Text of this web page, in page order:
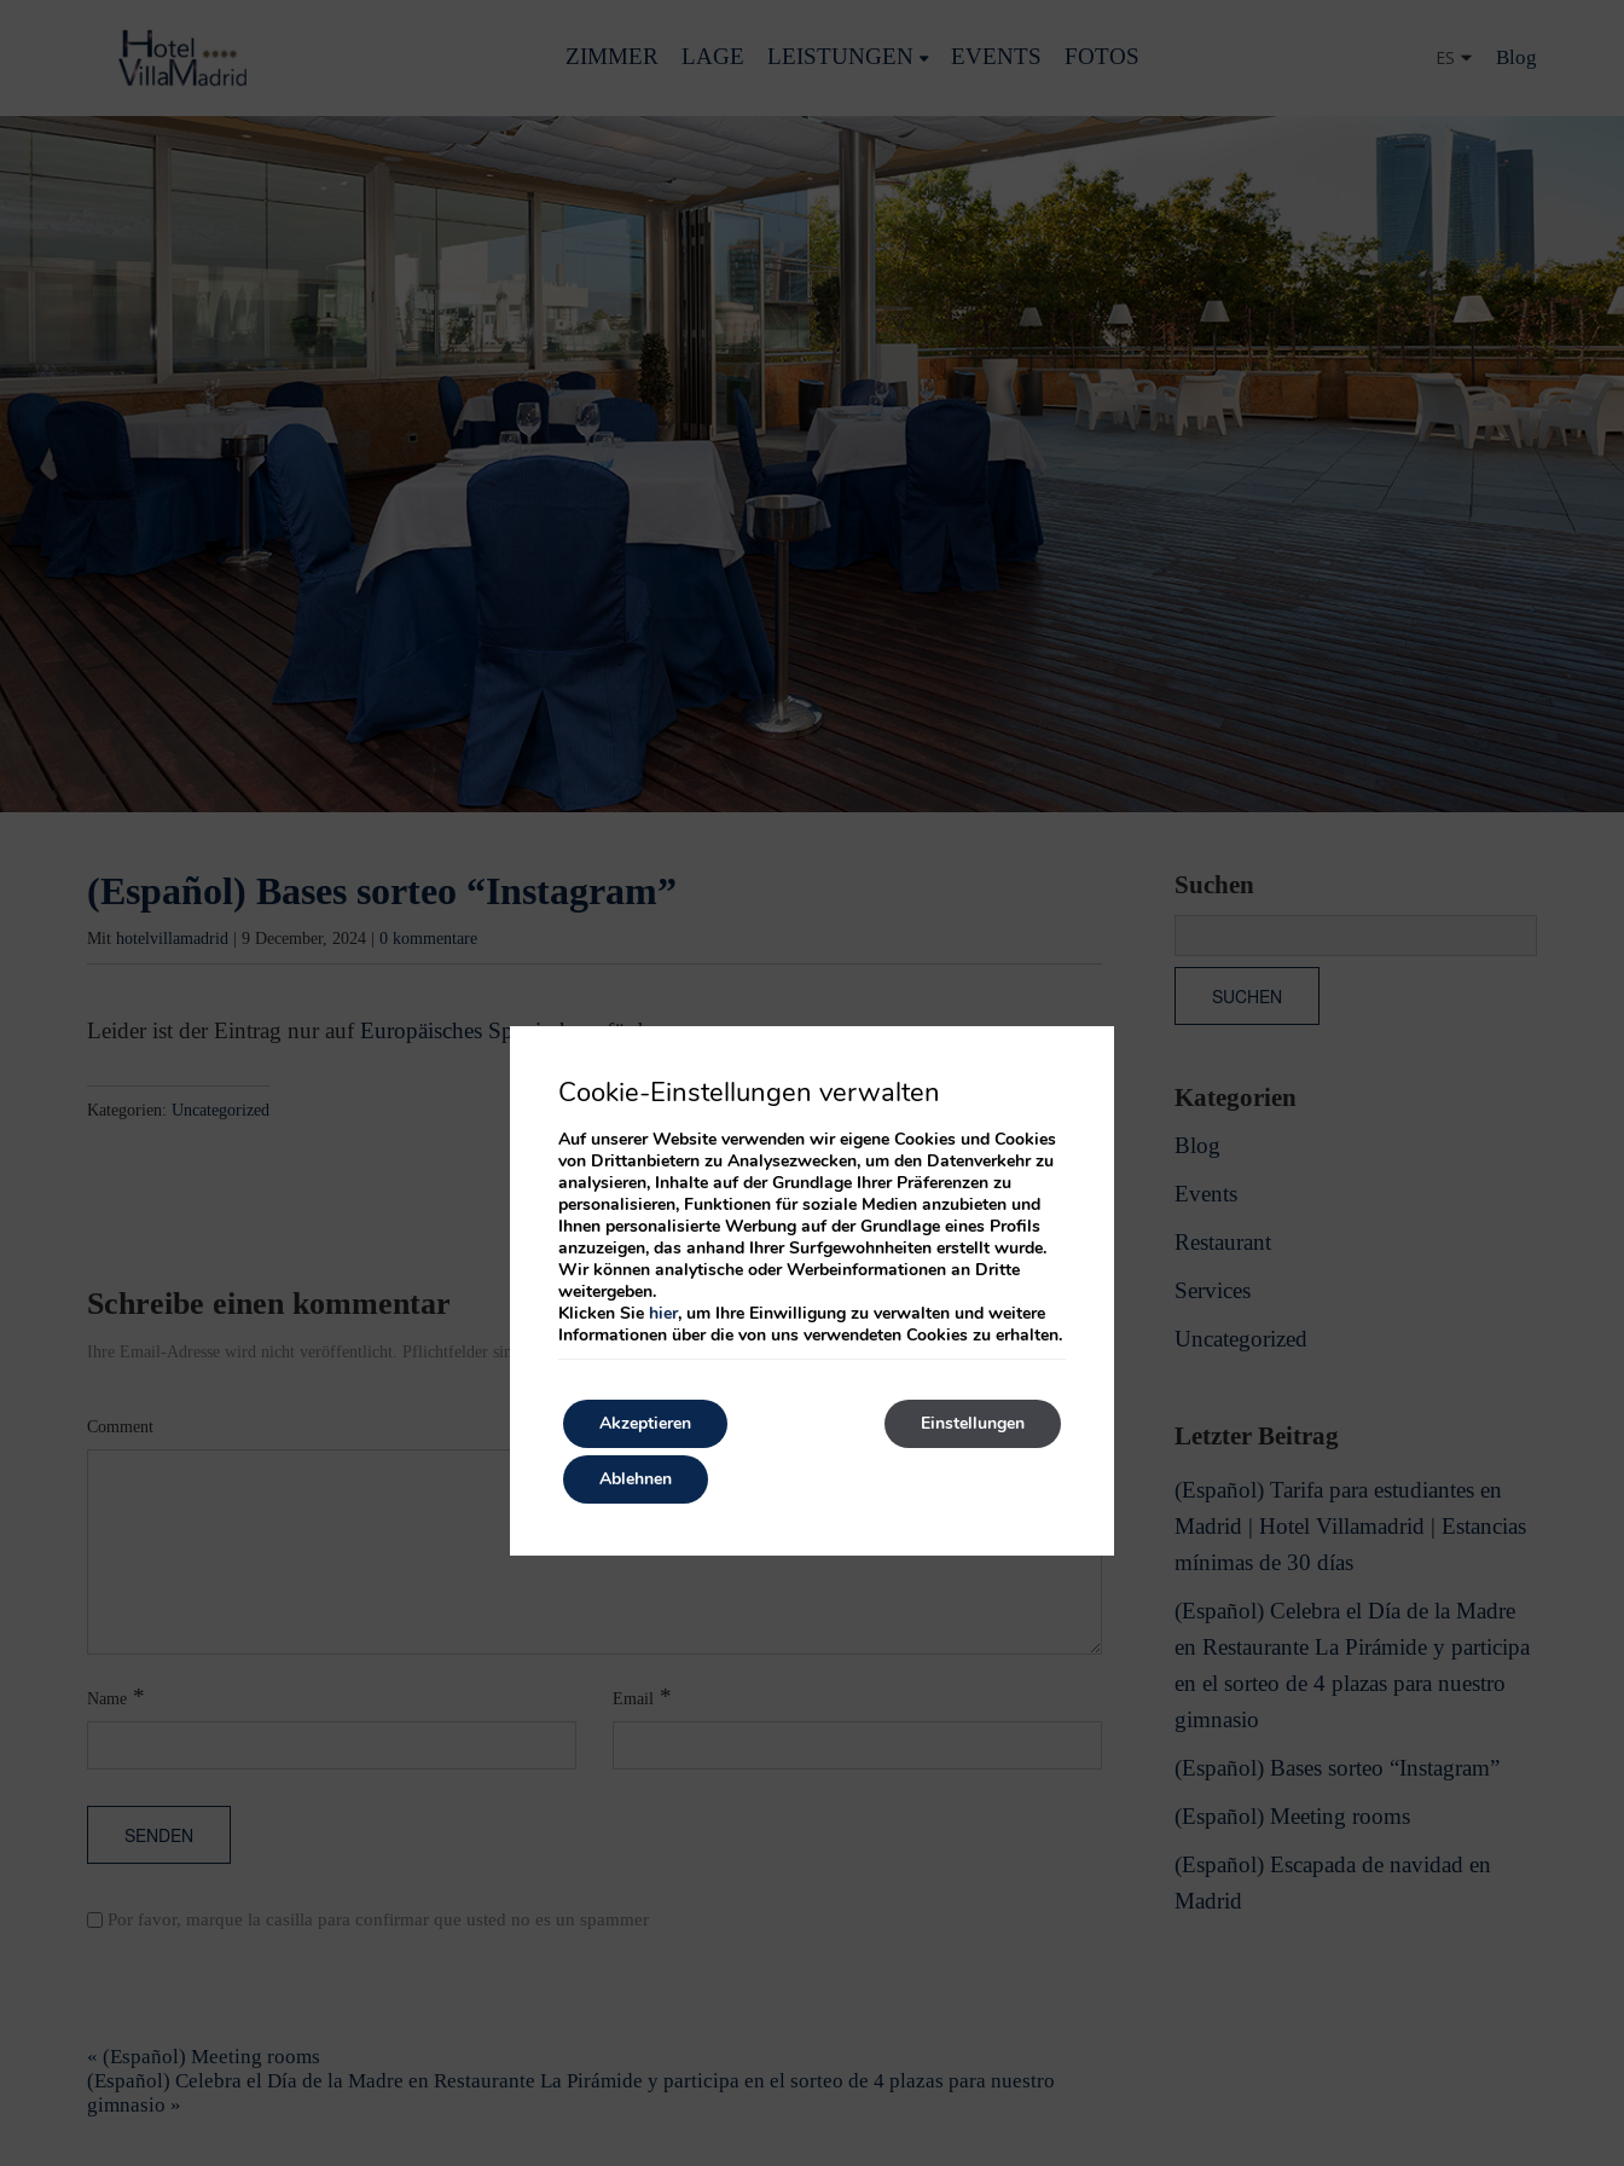
ZIMMER LAGE LEISTUNGEN EVENTS FOTOS Blog
(Español) Bases sorteo “Instagram”
Mit hotelvillamadrid 9 December, 2024 0 kommentare
Leider ist der Eintrag nur auf Europäisches Spanischverfügbar.
Kategorien: Uncategorized
Schreibe einen kommentar
Ihre Email-Adresse wird nicht veröffentlicht. Pflichtfelder sind mit gekennzeichnet
Comment
Name * Email *
Por favor, marque la casilla para confirmar que usted no es un spammer
« (Español) Meeting rooms
(Español) Celebra el Día de la Madre en Restaurante La Pirámide y participa en el sorteo de 4 plazas para nuestro
gimnasio »
Suchen
Kategorien
Blog
Events
Restaurant
Services
Uncategorized
Letzter Beitrag
(Español) Tarifa para estudiantes en
Madrid | Hotel Villamadrid | Estancias
mínimas de 30 días
(Español) Celebra el Día de la Madre
en Restaurante La Pirámide y participa
en el sorteo de 4 plazas para nuestro
gimnasio
(Español) Bases sorteo “Instagram”
(Español) Meeting rooms
(Español) Escapada de navidad en
Madrid
Cookie-Einstellungen verwalten
Auf unserer Website verwenden wir eigene Cookies und Cookies
von Drittanbietern zu Analysezwecken, um den Datenverkehr zu
analysieren, Inhalte auf der Grundlage Ihrer Präferenzen zu
personalisieren, Funktionen für soziale Medien anzubieten und
Ihnen personalisierte Werbung auf der Grundlage eines Profils
anzuzeigen, das anhand Ihrer Surfgewohnheiten erstellt wurde.
Wir können analytische oder Werbeinformationen an Dritte
weitergeben.
Klicken Sie hier, um Ihre Einwilligung zu verwalten und weitere
Informationen über die von uns verwendeten Cookies zu erhalten.
Akzeptieren Einstellungen
Ablehnen